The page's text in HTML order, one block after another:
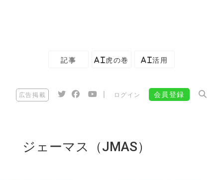
記事 AI虎の巻 AI活用
広告掲載 ログイン 会員登録
ジェーマス（JMAS）